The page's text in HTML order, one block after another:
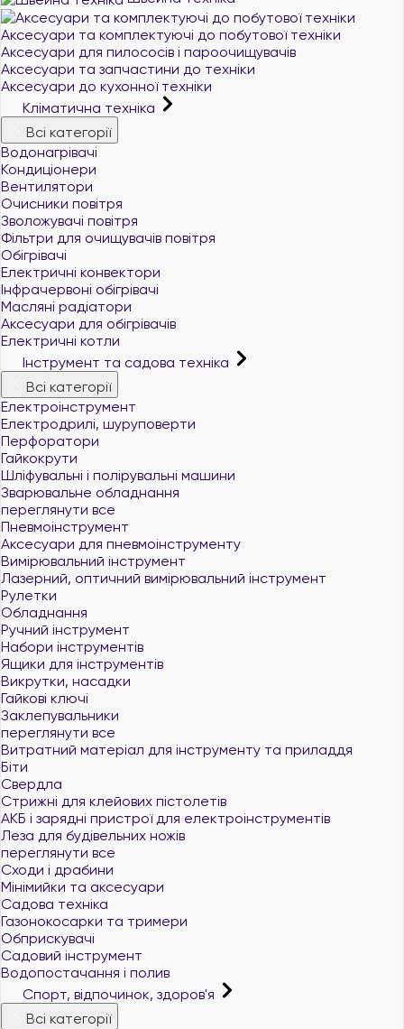
Аксесуари та комплектуючі до побутової техніки
Аксесуари для пилососів і пароочищувачів
Аксесуари та запчастини до техніки
Аксесуари до кухонної техніки
Кліматична техніка
Всі категорії
Водонагрівачі
Кондиціонери
Вентилятори
Очисники повітря
Зволожувачі повітря
Фільтри для очищувачів повітря
Обігрівачі
Електричні конвектори
Інфрачервоні обігрівачі
Масляні радіатори
Аксесуари для обігрівачів
Електричні котли
Інструмент та садова техніка
Всі категорії
Електроінструмент
Електродрилі, шуруповерти
Перфоратори
Гайкокрути
Шліфувальні і полірувальні машини
Зварювальне обладнання
переглянути все
Пневмоінструмент
Аксесуари для пневмоінструменту
Вимірювальний інструмент
Лазерний, оптичний вимірювальний інструмент
Рулетки
Обладнання
Ручний інструмент
Набори інструментів
Ящики для інструментів
Викрутки, насадки
Гайкові ключі
Заклепувальники
переглянути все
Витратний матеріал для інструменту та приладдя
Біти
Свердла
Стрижні для клейових пістолетів
АКБ і зарядні пристрої для електроінструментів
Леза для будівельних ножів
переглянути все
Сходи і драбини
Мінімийки та аксесуари
Садова техніка
Газонокосарки та тримери
Обприскувачі
Садовий інструмент
Водопостачання і полив
Спорт, відпочинок, здоров'я
Всі категорії